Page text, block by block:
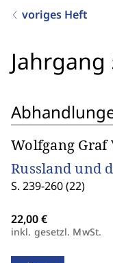
voriges Heft
Jahrgang
Wolfgang
Russland und
S. 239-260 (22)
inkl. gesetzl. MwSt.